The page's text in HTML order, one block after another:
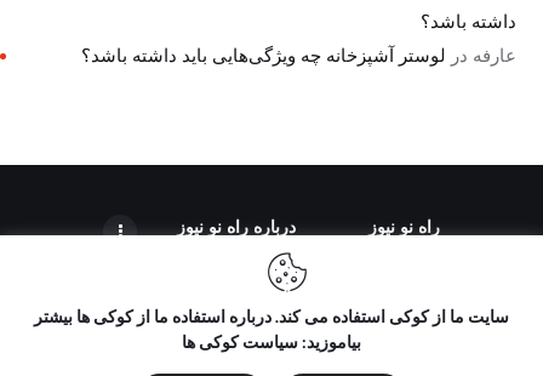
داشته باشد؟
عارفه در لوستر آشپزخانه چه ویژگی‌هایی باید داشته باشد؟
راه نو نیوز درباره راه‌ نو نیوز
تمامی حقوق مطالب برای "راه نو نیوز" محفوظ است و هرگونه کپی
سایت ما از کوکی استفاده می کند. درباره استفاده ما از کوکی ها بیشتر
بیاموزید: سیاست کوکی ها